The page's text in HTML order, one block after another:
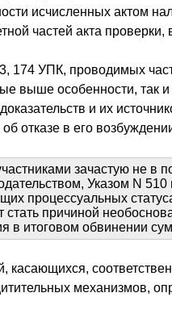
исчисленных актом
частей акта
174 УПК, проводимых
выше особенности,
и их
отказе в его
зачастую не в
Указом N
процессуальных
причиной
в итоговом обвинении
касающихся,
механизмов,